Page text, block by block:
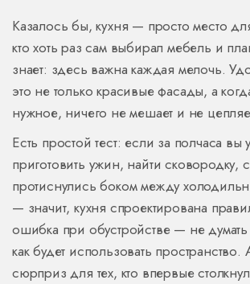
Казалось бы, кухня — просто место
кто хоть раз сам выбирал мебель и
знает: здесь важна каждая мелочь.
это не только красивые фасады, а
нужное, ничего не мешает и не
Есть простой тест: если за полчаса вы
приготовить ужин, найти сковородку,
протиснулись боком между
— значит, кухня спроектирована
ошибка при обустройстве — не
как будет использовать
сюрприз для тех, кто впервые